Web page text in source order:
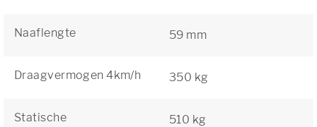
Naaflengte 59 mm
Draagvermogen 4km/h 350 kg
Statische
510 kg